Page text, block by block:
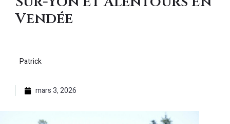
Vendée
Patrick
mars 3, 2026